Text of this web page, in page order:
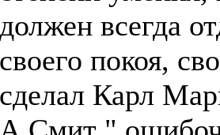
должен всегда
своего покоя,
сделал Карл